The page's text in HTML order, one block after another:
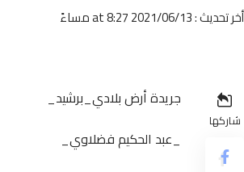
أخر تحديث : 2021/06/13 at 8:27 مساءً
شاركها
جريدة أرض بلادي_برشيد_
_عبد الحكيم فضلاوي_